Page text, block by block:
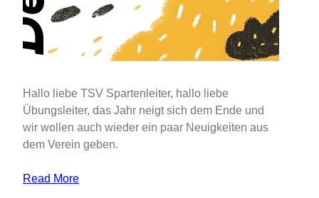
Hallo liebe TSV Spartenleiter, hallo liebe
Übungsleiter, das Jahr neigt sich dem Ende und
wir wollen auch wieder ein paar Neuigkeiten aus
dem Verein geben.
Read More